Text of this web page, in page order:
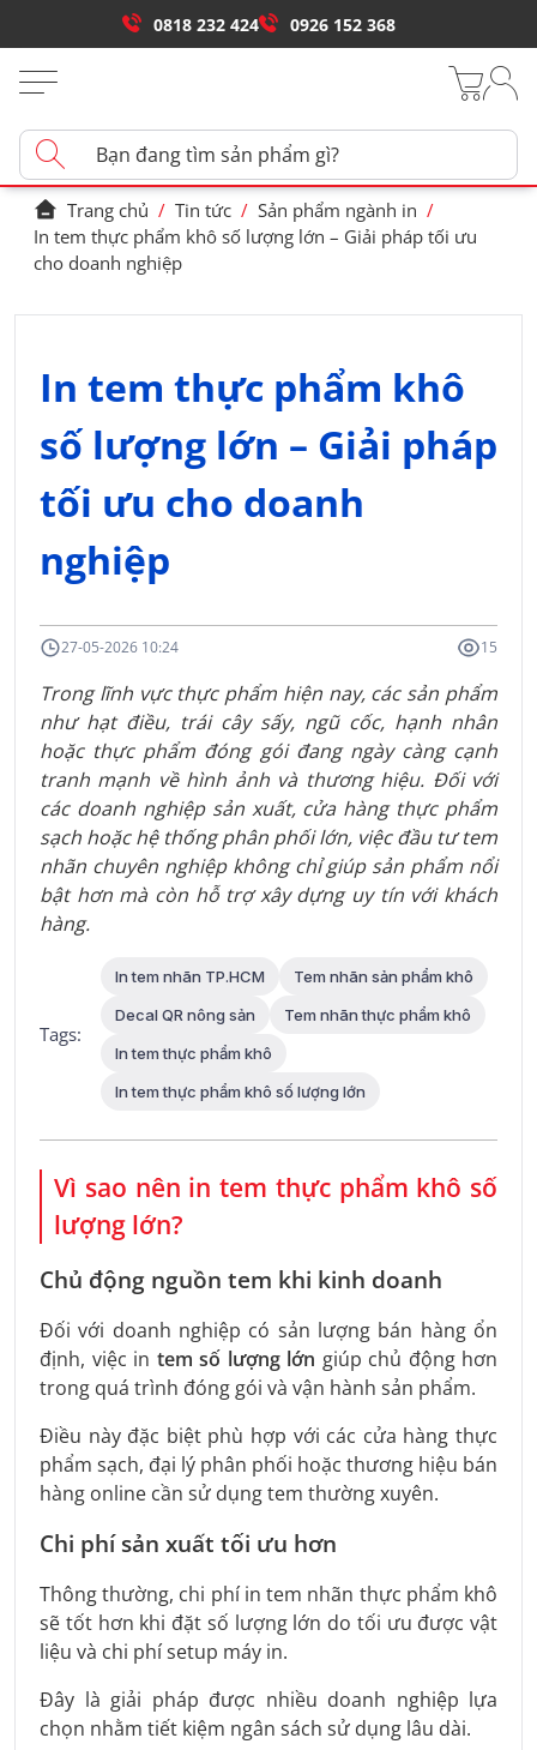
0818 232 424 0926 152 368
Trang chủ / Tin tức / Sản phẩm ngành in /
In tem thực phẩm khô số lượng lớn – Giải pháp tối ưu
cho doanh nghiệp
In tem thực phẩm khô
số lượng lớn – Giải pháp
tối ưu cho doanh
nghiệp
27-05-2026 10:24 15
Trong lĩnh vực thực phẩm hiện nay, các sản phẩm
như hạt điều, trái cây sấy, ngũ cốc, hạnh nhân
hoặc thực phẩm đóng gói đang ngày càng cạnh
tranh mạnh về hình ảnh và thương hiệu. Đối với
các doanh nghiệp sản xuất, cửa hàng thực phẩm
sạch hoặc hệ thống phân phối lớn, việc đầu tư tem
nhãn chuyên nghiệp không chỉ giúp sản phẩm nổi
bật hơn mà còn hỗ trợ xây dựng uy tín với khách
hàng.
Tags:
In tem nhãn TP.HCM
Tem nhãn sản phẩm khô
Decal QR nông sản
Tem nhãn thực phẩm khô
In tem thực phẩm khô
In tem thực phẩm khô số lượng lớn
Vì sao nên in tem thực phẩm khô số
lượng lớn?
Chủ động nguồn tem khi kinh doanh
Đối với doanh nghiệp có sản lượng bán hàng ổn
định, việc in tem số lượng lớn giúp chủ động hơn
trong quá trình đóng gói và vận hành sản phẩm.
Điều này đặc biệt phù hợp với các cửa hàng thực
phẩm sạch, đại lý phân phối hoặc thương hiệu bán
hàng online cần sử dụng tem thường xuyên.
Chi phí sản xuất tối ưu hơn
Thông thường, chi phí in tem nhãn thực phẩm khô
sẽ tốt hơn khi đặt số lượng lớn do tối ưu được vật
liệu và chi phí setup máy in.
Đây là giải pháp được nhiều doanh nghiệp lựa
chọn nhằm tiết kiệm ngân sách sử dụng lâu dài.